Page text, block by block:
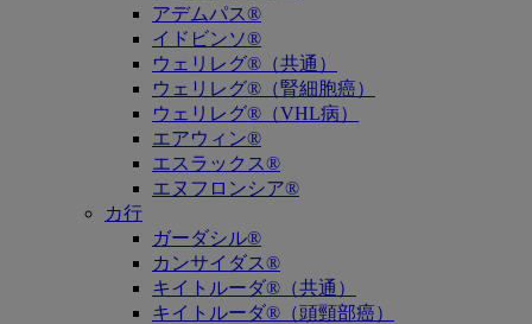
アデムパス®
イドビンソ®
ウェリレグ®（共通）
ウェリレグ®（腎細胞癌）
ウェリレグ®（VHL病）
エアウィン®
エスラックス®
エヌフロンシア®
カ行
ガーダシル®
カンサイダス®
キイトルーダ®（共通）
キイトルーダ®（頭頸部癌）